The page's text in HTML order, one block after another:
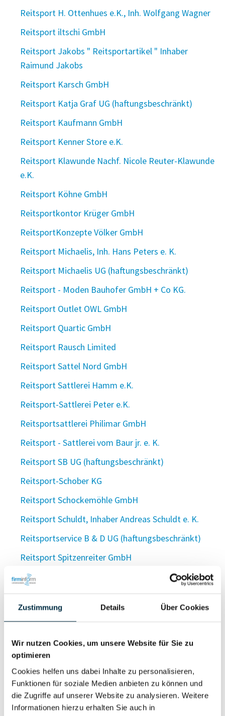
Zustimmung Details Über Cookies
Wir nutzen Cookies, um unsere Website für Sie zu
optimieren
Cookies helfen uns dabei Inhalte zu personalisieren,
Funktionen für soziale Medien anbieten zu können und
die Zugriffe auf unserer Website zu analysieren. Weitere
Informationen hierzu erhalten Sie auch in
Reitsport H. Ottenhues e.K., Inh. Wolfgang Wagner
Reitsport iltschi GmbH
Reitsport Jakobs " Reitsportartikel " Inhaber
Raimund Jakobs
Reitsport Karsch GmbH
Reitsport Katja Graf UG (haftungsbeschränkt)
Reitsport Kaufmann GmbH
Reitsport Kenner Store e.K.
Reitsport Klawunde Nachf. Nicole Reuter-Klawunde
e.K.
Reitsport Köhne GmbH
Reitsportkontor Krüger GmbH
ReitsportKonzepte Völker GmbH
Reitsport Michaelis, Inh. Hans Peters e. K.
Reitsport Michaelis UG (haftungsbeschränkt)
Reitsport - Moden Bauhofer GmbH + Co KG.
Reitsport Outlet OWL GmbH
Reitsport Quartic GmbH
Reitsport Rausch Limited
Reitsport Sattel Nord GmbH
Reitsport Sattlerei Hamm e.K.
Reitsport-Sattlerei Peter e.K.
Reitsportsattlerei Philimar GmbH
Reitsport - Sattlerei vom Baur jr. e. K.
Reitsport SB UG (haftungsbeschränkt)
Reitsport-Schober KG
Reitsport Schockemöhle GmbH
Reitsport Schuldt, Inhaber Andreas Schuldt e. K.
Reitsportservice B & D UG (haftungsbeschränkt)
Reitsport Spitzenreiter GmbH
Reitsport Stall Staude e.K.
Reitsport Stegemann, Inh. Kathrin Tecklenborg e. K.
Reitsport und Futterladl GmbH & Co. OHG
Reitsport Uwe & Carmen Hintzen GmbH
Reitsport Vertrieb GmbH
Reitsportvertrieb Tomek GmbH